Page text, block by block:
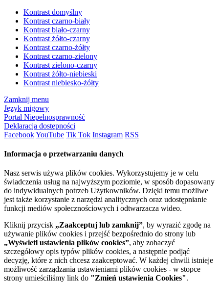
Kontrast domyślny
Kontrast czarno-biały
Kontrast biało-czarny
Kontrast żółto-czarny
Kontrast czarno-żółty
Kontrast czarno-zielony
Kontrast zielono-czarny
Kontrast żółto-niebieski
Kontrast niebiesko-żółty
Zamknij menu
Język migowy
Portal Niepełnosprawność
Deklaracja dostępności
FacebookYouTube Tik Tok Instagram RSS
Informacja o przetwarzaniu danych
Nasz serwis używa plików cookies. Wykorzystujemy je w celu
świadczenia usług na najwyższym poziomie, w sposób dopasowany
do indywidualnych potrzeb Użytkowników. Dzięki temu możliwe
jest także korzystanie z narzędzi analitycznych oraz udostępnianie
funkcji mediów społecznościowych i odtwarzacza wideo.
Kliknij przycisk „Zaakceptuj lub zamknij”, by wyrazić zgodę na
używanie plików cookies i przejść bezpośrednio do strony lub
„Wyświetl ustawienia plików cookies”, aby zobaczyć
szczegółowy opis typów plików cookies, a następnie podjąć
decyzję, które z nich chcesz zaakceptować. W każdej chwili istnieje
możliwość zarządzania ustawieniami plików cookies - w stopce
strony umieściliśmy link do "Zmień ustawienia Cookies".